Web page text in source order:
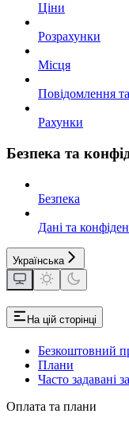
Ціни
Розрахунки
Місця
Повідомлення
Рахунки
Безпека та
Безпека
Дані та
Українська
На цій сторінці
Безкоштовний
Плани
Часто задавані
Оплата та плани